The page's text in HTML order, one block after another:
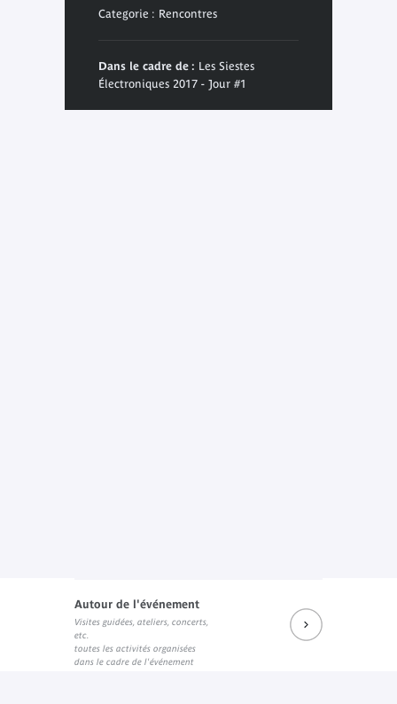
Categorie : Rencontres
Dans le cadre de : Les Siestes
Électroniques 2017 - Jour #1
Autour de l'événement
Visites guidées, ateliers, concerts,
etc.
toutes les activités organisées
dans le cadre de l'événement